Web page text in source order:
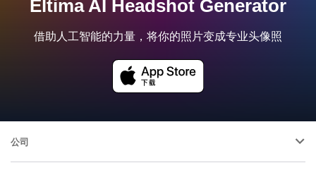
Eltima AI Headshot Generator
借助人工智能的力量，将你的照片变成专业头像照
公司